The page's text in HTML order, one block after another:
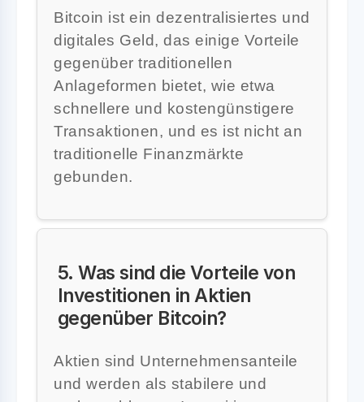
Bitcoin ist ein dezentralisiertes und
digitales Geld, das einige Vorteile
gegenüber traditionellen
Anlageformen bietet, wie etwa
schnellere und kostengünstigere
Transaktionen, und es ist nicht an
traditionelle Finanzmärkte
gebunden.
5. Was sind die Vorteile von
Investitionen in Aktien
gegenüber Bitcoin?
Aktien sind Unternehmensanteile
und werden als stabilere und